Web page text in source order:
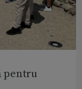
pentru